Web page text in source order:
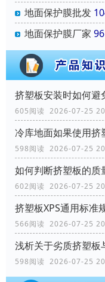
地面保护膜批发
地面保护膜厂家 96
挤塑板安装时如何避
605阅读 2026-07-25
冷库地面如果使用挤
598阅读 2026-07-25
如何判断挤塑板的质
602阅读 2026-07-25
挤塑板XPS通用标准
566阅读 2026-07-25
浅析关于劣质挤塑板
598阅读 2026-07-25